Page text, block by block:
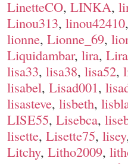
LinetteCO, LINKA,
Linou313, linou42410,
lionne, Lionne_69,
Liquidambar, lira,
lisa33, lisa38, lisa52,
lisabel, Lisad001,
lisasteve, lisbeth,
LISE55, Lisebca,
lisette, Lisette75, lisey
Litchy, Litho2009,